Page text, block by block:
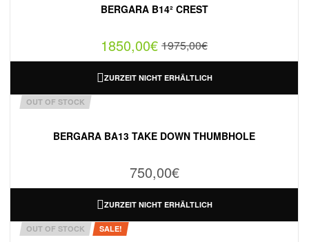
BERGARA B14² CREST
1975,00€
1850,00€
ZURZEIT NICHT ERHÄLTLICH
OUT OF STOCK
BERGARA BA13 TAKE DOWN THUMBHOLE
750,00€
ZURZEIT NICHT ERHÄLTLICH
OUT OF STOCK SALE!